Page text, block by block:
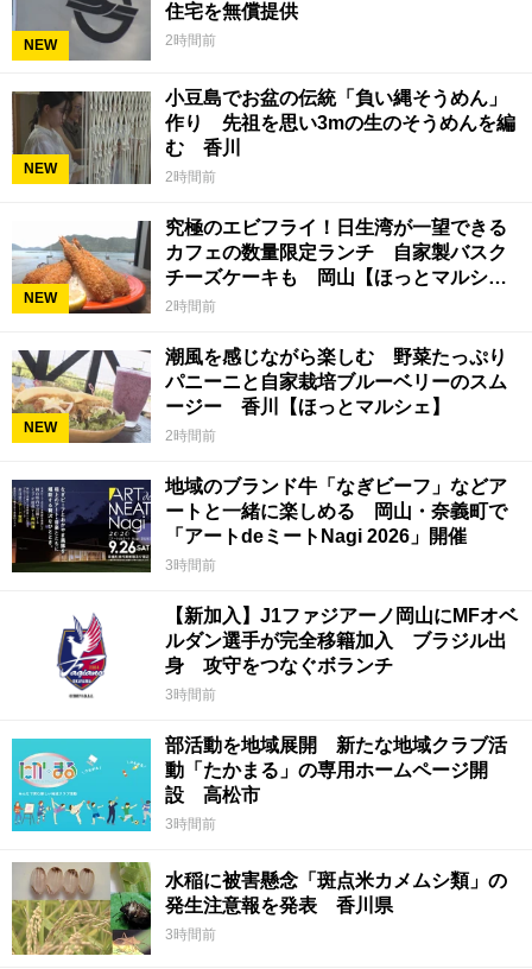
NEW
住宅を無償提供
2時間前
NEW
小豆島でお盆の伝統「負い縄そうめん」
作り 先祖を思い3mの生のそうめんを編
む 香川
2時間前
NEW
究極のエビフライ！日生湾が一望できる
カフェの数量限定ランチ 自家製バスク
チーズケーキも 岡山【ほっとマルシ
ェ】
2時間前
NEW
潮風を感じながら楽しむ 野菜たっぷり
パニーニと自家栽培ブルーベリーのスム
ージー 香川【ほっとマルシェ】
2時間前
地域のブランド牛「なぎビーフ」などア
ートと一緒に楽しめる 岡山・奈義町で
「アートdeミートNagi 2026」開催
3時間前
【新加入】J1ファジアーノ岡山にMFオベ
ルダン選手が完全移籍加入 ブラジル出
身 攻守をつなぐボランチ
3時間前
部活動を地域展開 新たな地域クラブ活
動「たかまる」の専用ホームページ開
設 高松市
3時間前
水稲に被害懸念「斑点米カメムシ類」の
発生注意報を発表 香川県
3時間前